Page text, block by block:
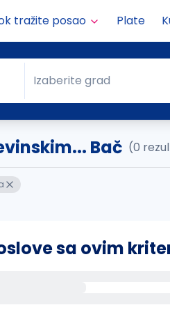
tražite posao Plate
Grad
Izaberite grad
Bač (0
sa ovim